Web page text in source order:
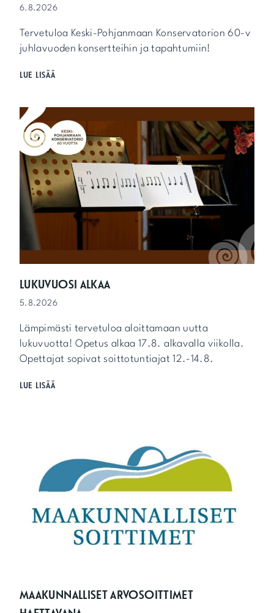
6.8.2026
Tervetuloa Keski-Pohjanmaan Konservatorion 60-v
juhlavuoden konsertteihin ja tapahtumiin!
LUE LISÄÄ
A
H
T
U
M
A
A
L
I
E
Ä
T
6
LUKUVUOSI ALKAA
5.8.2026
Lämpimästi tervetuloa aloittamaan uutta
lukuvuotta! Opetus alkaa 17.8. alkavalla viikolla.
Opettajat sopivat soittotuntiajat 12.-14.8.
LUE LISÄÄ
S
A
L
K
MAAKUNNALLISET ARVOSOITTIMET